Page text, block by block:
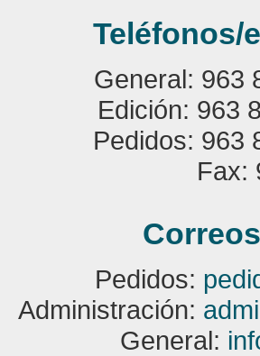
Teléfonos/
General: 963
Edición: 963
Pedidos: 963
Fax:
Pedidos:
Administración:
General: